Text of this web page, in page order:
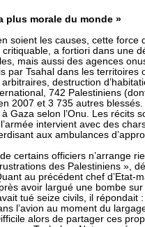
plus morale du monde »
soient les causes, cette
critiquable, a fortiori dans une
mais aussi des agences
par Tsahal dans les territoires
destruction
742 Palestiniens
2007 et 3 735 autres
Gaza selon l’Onu. Les récits
intervient avec des
aux ambulances
certains officiers n’arrange
des Palestiniens »,
au précédent chef d’Etat-
avoir largué une bombe
tué seize civils, il répondait
l’avion au moment du
alors de partager ces